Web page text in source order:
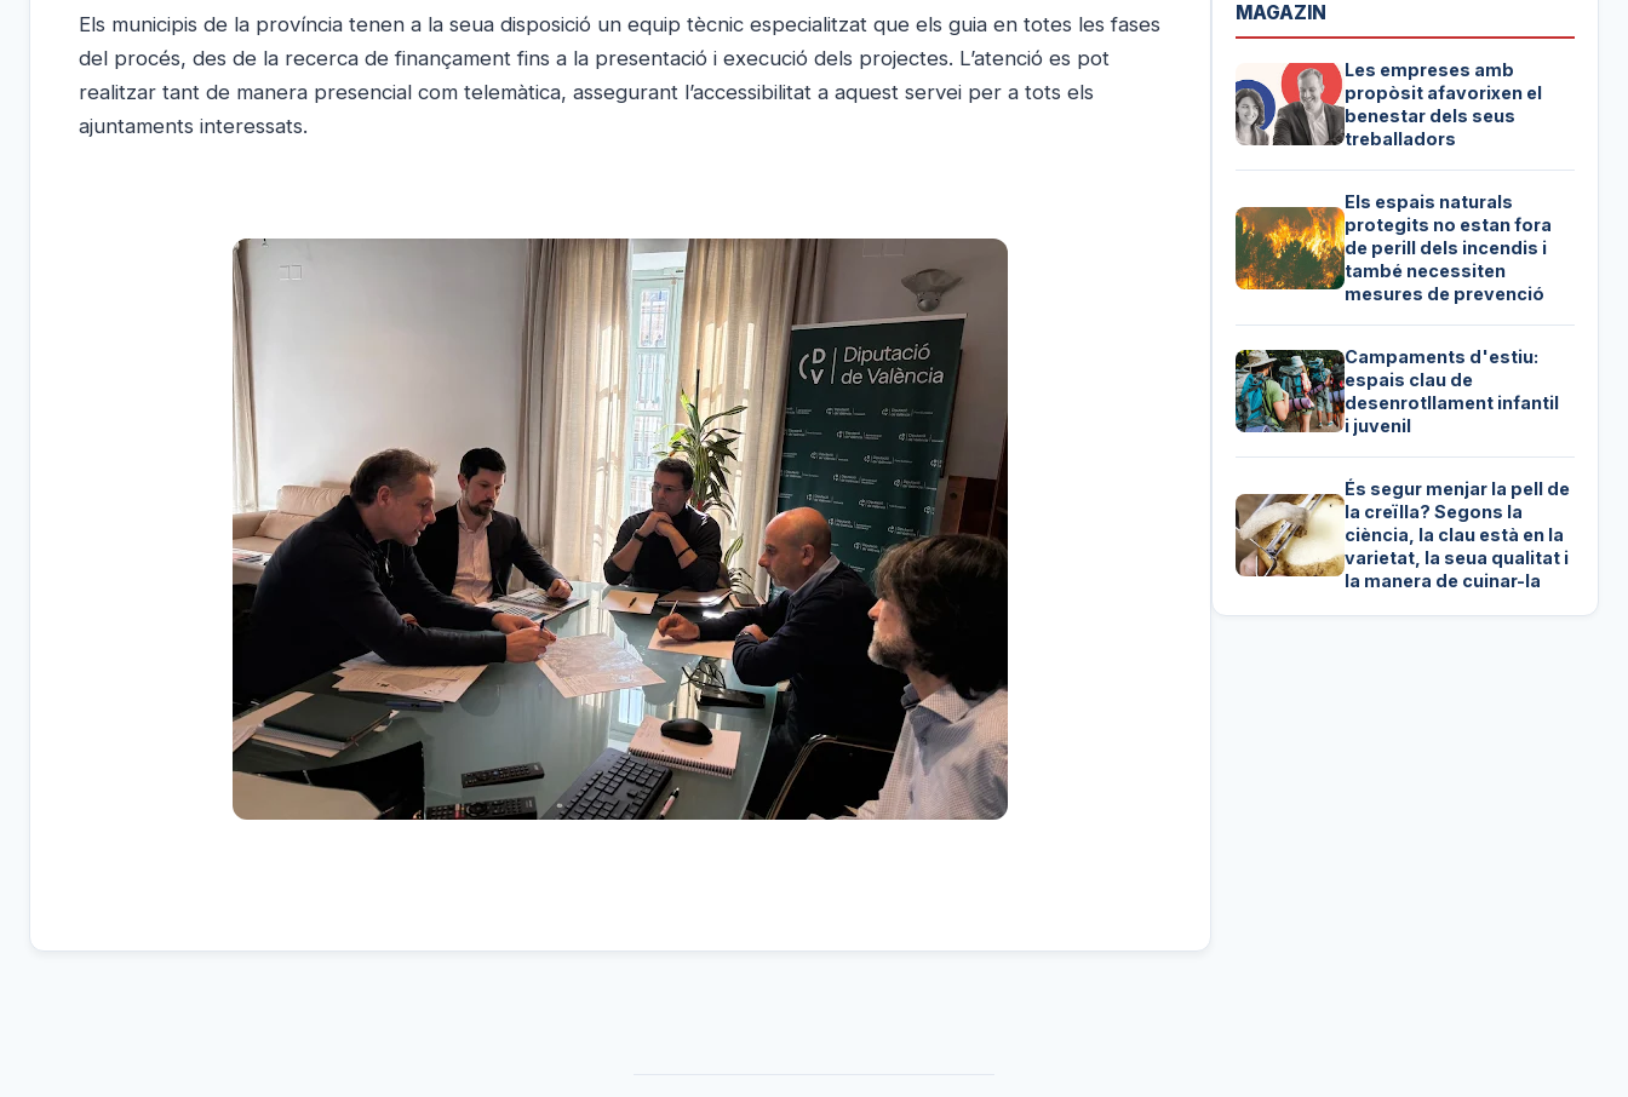
Els municipis de la província tenen a la seua disposició un equip tècnic especialitzat que els guia en totes les fases
del procés, des de la recerca de finançament fins a la presentació i execució dels projectes. L’atenció es pot
realitzar tant de manera presencial com telemàtica, assegurant l’accessibilitat a aquest servei per a tots els
ajuntaments interessats.
MAGAZIN
Les empreses amb
propòsit afavorixen el
benestar dels seus
treballadors
Els espais naturals
protegits no estan fora
de perill dels incendis i
també necessiten
mesures de prevenció
Campaments d'estiu:
espais clau de
desenrotllament infantil
i juvenil
És segur menjar la pell de
la creïlla? Segons la
ciència, la clau està en la
varietat, la seua qualitat i
la manera de cuinar-la